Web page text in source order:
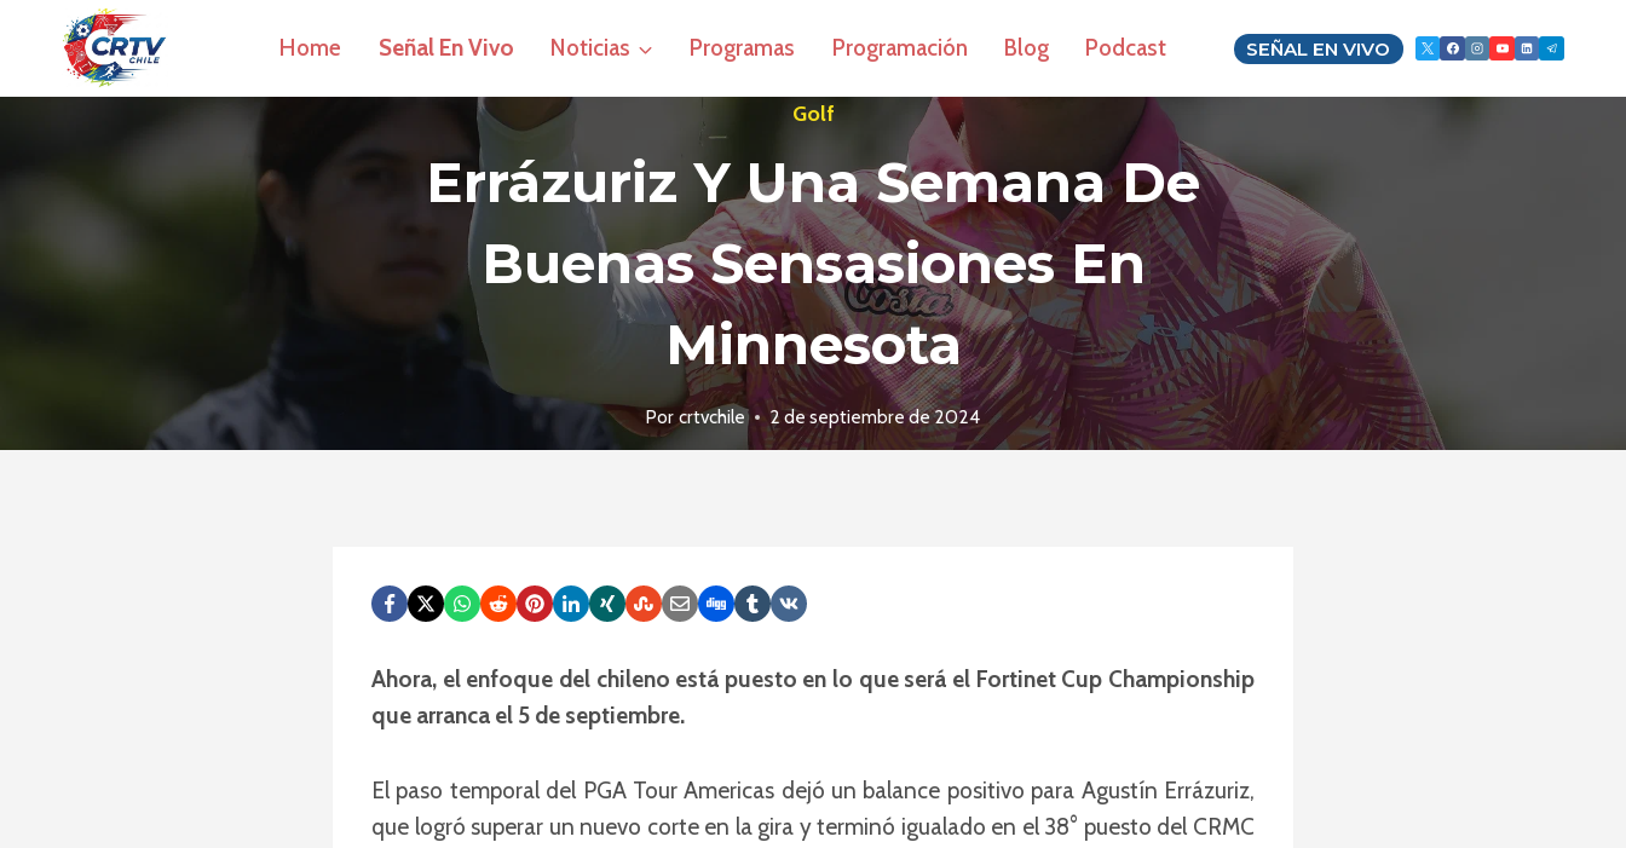
contenido
Home Señal En Vivo Noticias Programas Programación Blog Podcast SEÑAL EN VIVO
Golf
Errázuriz Y Una Semana De
Buenas Sensasiones En
Minnesota
Por crtvchile 2 de septiembre de 2024
Ahora, el enfoque del chileno está puesto en lo que será el Fortinet Cup Championship
que arranca el 5 de septiembre.
El paso temporal del PGA Tour Americas dejó un balance positivo para Agustín Errázuriz,
que logró superar un nuevo corte en la gira y terminó igualado en el 38° puesto del CRMC